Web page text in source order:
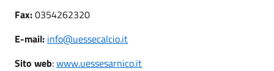
Fax:0354262320
E-mail: info@uessecalcio.it
Sito web:www.uessesarnico.it